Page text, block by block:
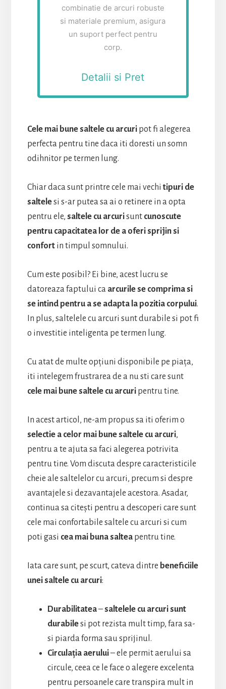
combinatie de arcuri robuste
si materiale premium, asigura
un suport perfect pentru
corp.
Detalii si Pret
Cele mai bune saltele cu arcuripot fi alegerea
perfecta pentru tine daca iti doresti un somn
odihnitor pe termen lung.
Chiar daca sunt printre cele mai vechi tipuri de
saltelesi s-ar putea sa ai o retinere in a opta
pentru ele, saltele cu arcurisunt cunoscute
pentru capacitatea lor de a oferi sprijin si
confortin timpul somnului.
Cum este posibil? Ei bine, acest lucru se
datoreaza faptului ca arcurile se comprima si
se intind pentru a se adapta la pozitia corpului.
In plus, saltelele cu arcuri sunt durabile si pot fi
o investitie inteligenta pe termen lung.
Cu atat de multe opțiuni disponibile pe piața,
iti intelegem frustrarea de a nu sti care sunt
cele mai bune saltele cu arcuripentru tine.
In acest articol, ne-am propus sa iti oferim o
selectie a celor mai bune saltele cu arcuri,
pentru a te ajuta sa faci alegerea potrivita
pentru tine. Vom discuta despre caracteristicile
cheie ale saltelelor cu arcuri, precum si despre
avantajele si dezavantajele acestora. Asadar,
continua sa citești pentru a descoperi care sunt
cele mai confortabile saltele cu arcuri si cum
poti gasi cea mai buna salteapentru tine.
Iata care sunt, pe scurt, cateva dintre beneficiile
unei saltele cu arcuri:
Durabilitatea–saltelele cu arcuri sunt
durabilesi pot rezista mult timp, fara sa-
si piarda forma sau sprijinul.
Circulația aerului– ele permit aerului sa
circule, ceea ce le face o alegere excelenta
pentru persoanele care transpira mult in